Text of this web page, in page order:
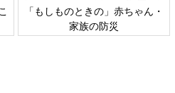
「もしものときの」赤ちゃん・
家族の防災